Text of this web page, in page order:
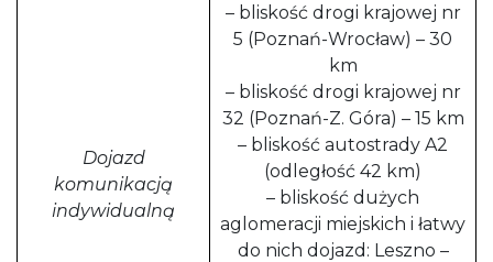
Dojazd
komunikacją
indywidualną
– bliskość drogi krajowej nr
5 (Poznań-Wrocław) – 30
km
– bliskość drogi krajowej nr
32 (Poznań-Z. Góra) – 15 km
– bliskość autostrady A2
(odległość 42 km)
– bliskość dużych
aglomeracji miejskich i łatwy
do nich dojazd: Leszno –